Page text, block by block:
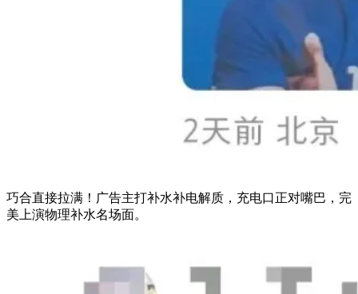
巧合直接拉满！广告主打补水补电解质，充电口正对嘴巴，完
美上演物理补水名场面。